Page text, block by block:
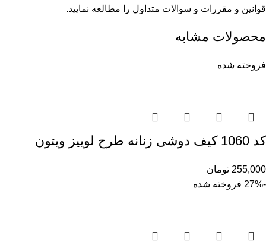
قوانین و مقررات و سوالات متداول را مطالعه نمایید.
محصولات مشابه
فروخته شده
کد 1060 کیف دوشی زنانه طرح لوییز ویتون
255,000 تومان
-27%
فروخته شده